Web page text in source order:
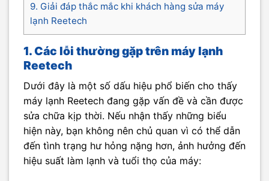
9. Giải đáp thắc mắc khi khách hàng sửa máy
lạnh Reetech
1. Các lỗi thường gặp trên máy lạnh
Reetech
Dưới đây là một số dấu hiệu phổ biến cho thấy
máy lạnh Reetech đang gặp vấn đề và cần được
sửa chữa kịp thời. Nếu nhận thấy những biểu
hiện này, bạn không nên chủ quan vì có thể dẫn
đến tình trạng hư hỏng nặng hơn, ảnh hưởng đến
hiệu suất làm lạnh và tuổi thọ của máy: